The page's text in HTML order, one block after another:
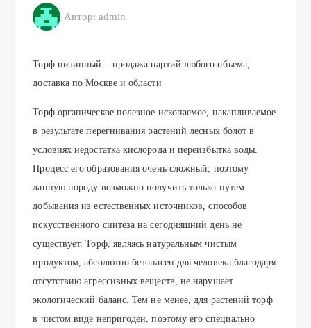
Автор: admin
Торф низинный – продажа партий любого объема,
доставка по Москве и области
Торф органическое полезное ископаемое, накапливаемое
в результате перегнивания растений лесных болот в
условиях недостатка кислорода и переизбытка воды.
Процесс его образования очень сложный, поэтому
данную породу возможно получить только путем
добывания из естественных источников, способов
искусственного синтеза на сегодняшний день не
существует. Торф, являясь натуральным чистым
продуктом, абсолютно безопасен для человека благодаря
отсутствию агрессивных веществ, не нарушает
экологический баланс. Тем не менее, для растений торф
в чистом виде непригоден, поэтому его специально